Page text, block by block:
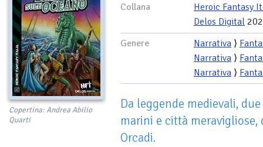
Copertina: Andrea Abilio
Quarti
Collana
Heroic Fantasy
Delos Digital
Genere
Narrativa ⟩
Narrativa ⟩
Narrativa ⟩
Da leggende medievali,
marini e città
Orcadi.